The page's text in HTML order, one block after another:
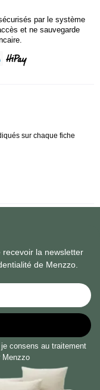
la newsletter
de Menzzo.
consens au traitement
Menzzo
par le système
et ne sauvegarde
sur chaque fiche